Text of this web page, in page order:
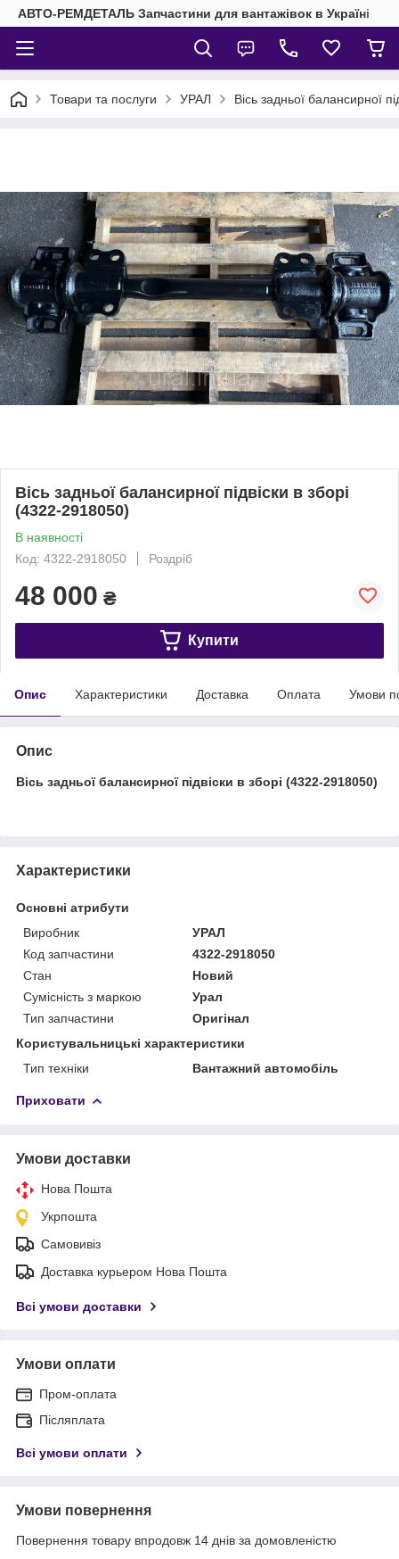
АВТО-РЕМДЕТАЛЬ Запчастини для вантажівок в Україні
Товари та послуги УРАЛ Вісь задньої балансирної
Вісь задньої балансирної підвіски в зборі
(4322-2918050)
В наявності
Код: 4322-2918050
Роздріб
48 000 ₴
Купити
Опис Характеристики Доставка Оплата Умови
Опис
Вісь задньої балансирної підвіски в зборі (4322-2918050)
Характеристики
Основні атрибути
Виробник
УРАЛ
Код запчастини
4322-2918050
Стан
Новий
Сумісність з маркою
Урал
Тип запчастини
Оригінал
Користувальницькі характеристики
Тип техніки
Вантажний автомобіль
Приховати
Умови доставки
Нова Пошта
Укрпошта
Самовивіз
Доставка курьером Нова Пошта
Всі умови доставки
Умови оплати
Пром-оплата
Післяплата
Всі умови оплати
Умови повернення
Повернення товару впродовж 14 днів за домовленістю